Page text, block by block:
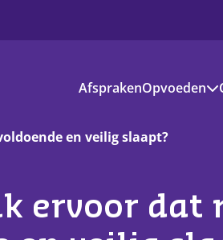
AfsprakenOpvoeden
en vrije tijd
en veilig slaapt?
ervoor dat